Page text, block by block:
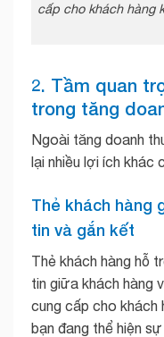
cấp cho khách hàng
2. Tầm quan
trong tăng
Ngoài tăng doanh
lại nhiều lợi ích khác
Thẻ khách hàng
tin và gắn kết
Thẻ khách hàng hỗ
tin giữa khách hàng
cung cấp cho khách
bạn đang thể hiện